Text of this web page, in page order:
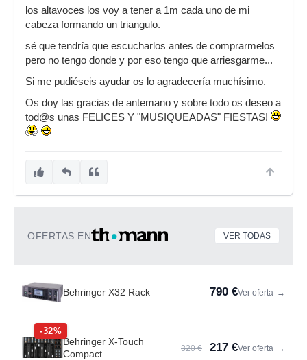
los altavoces los voy a tener a 1m cada uno de mi
cabeza formando un triangulo.
sé que tendría que escucharlos antes de comprarmelos
pero no tengo donde y por eso tengo que arriesgarme...
Si me pudiéseis ayudar os lo agradecería muchísimo.
Os doy las gracias de antemano y sobre todo os deseo a
tod@s unas FELICES Y "MUSIQUEADAS" FIESTAS!
OFERTAS EN VER TODAS
Behringer X32 Rack 790 €Ver oferta →
-32%
Behringer X-Touch
Compact
320 € 217 €Ver oferta →